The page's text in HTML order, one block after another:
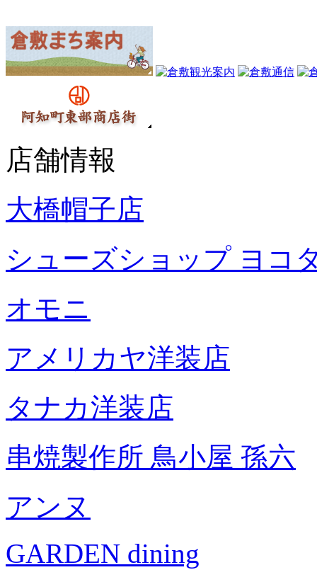
店舗情報
大橋帽子店
シューズショップ ヨコ
オモニ
アメリカヤ洋装店
タナカ洋装店
串焼製作所 鳥小屋 孫六
アンヌ
GARDEN dining